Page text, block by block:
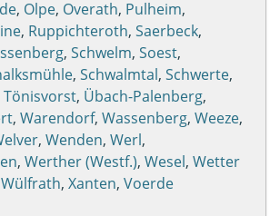
, Olpe, Overath, Pulheim,
, Ruppichteroth, Saerbeck,
, Schwelm, Soest,
, Schwalmtal, Schwerte,
Tönisvorst, Übach-Palenberg,
, Warendorf, Wassenberg, Weeze,
, Wenden, Werl,
, Werther (Westf.), Wesel, Wetter
Wülfrath, Xanten, Voerde